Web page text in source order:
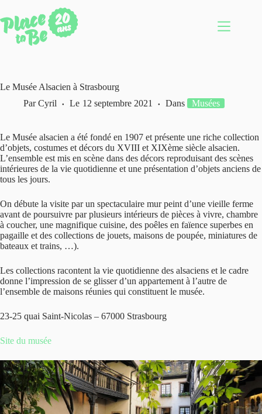
au
contenu
Le Musée Alsacien à Strasbourg
Par Cyril Le 12 septembre 2021 Dans Musées
Le Musée alsacien a été fondé en 1907 et présente une riche collection
d’objets, costumes et décors du XVIII et XIXème siècle alsacien.
L’ensemble est mis en scène dans des décors reproduisant des scènes
intérieures de la vie quotidienne et une présentation d’objets anciens de
tous les jours.
On débute la visite par un spectaculaire mur peint d’une vieille ferme
avant de poursuivre par plusieurs intérieurs de pièces à vivre, chambre
à coucher, une magnifique cuisine, des poêles en faïence superbes en
pagaille et des collections de jouets, maisons de poupée, miniatures de
bateaux et trains, …).
Les collections racontent la vie quotidienne des alsaciens et le cadre
donne l’impression de se glisser d’un appartement à l’autre de
l’ensemble de maisons réunies qui constituent le musée.
23-25 quai Saint-Nicolas – 67000 Strasbourg
Site du musée